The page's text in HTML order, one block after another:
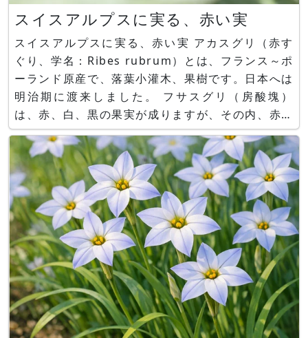
スイスアルプスに実る、赤い実
スイスアルプスに実る、赤い実 アカスグリ（赤す
ぐり、学名：Ribes rubrum）とは、フランス～ポ
ーランド原産で、落葉小灌木、果樹です。日本へは
明治期に渡来しました。 フサスグリ（房酸塊）
は、赤、白、黒の果実が成りますが、その内、赤い
果実を付ける品種です。 樹高は100-200cmで、棘
の無い茎を真っすぐ伸ばします。 葉は葉柄と同じ
長さで、緑色で長さ4-10cm、幅3～8cmの円腎形
で3～